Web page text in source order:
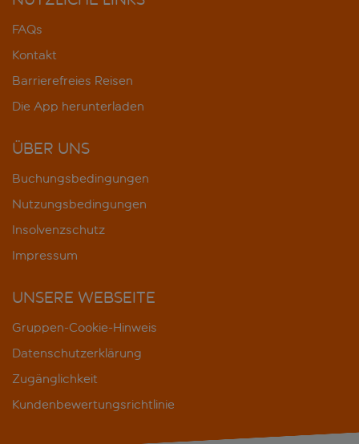
FAQs
Kontakt
Barrierefreies Reisen
Die App herunterladen
ÜBER UNS
Buchungsbedingungen
Nutzungsbedingungen
Insolvenzschutz
Impressum
UNSERE WEBSEITE
Gruppen-Cookie-Hinweis
Datenschutzerklärung
Zugänglichkeit
Kundenbewertungsrichtlinie